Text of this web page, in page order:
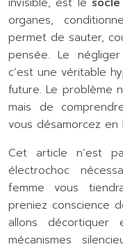
organes,
permet de sauter,
pensée. Le
c’est une véritable
future. Le problème
mais de
vous désamorcez
Cet article n’est
électrochoc
femme vous
preniez conscience
allons
mécanismes